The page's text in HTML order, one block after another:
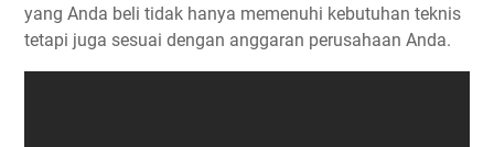
yang Anda beli tidak hanya memenuhi kebutuhan teknis
tetapi juga sesuai dengan anggaran perusahaan Anda.